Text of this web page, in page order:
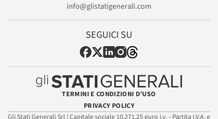
info@glistatigenerali.com
SEGUICI SU
TERMINI E CONDIZIONI D’USO
PRIVACY POLICY
Gli Stati Generali Srl | Capitale sociale 10.271,25 euro i.v. - Partita I.V.A. e